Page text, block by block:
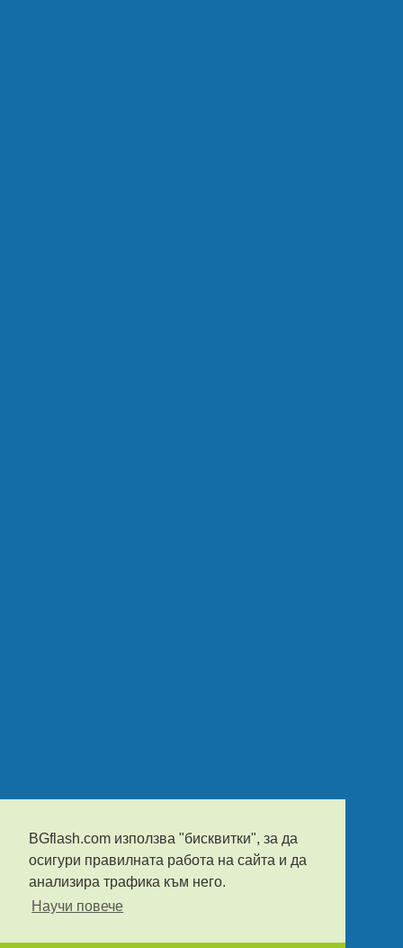
BGflash.com използва "бисквитки", за да
осигури правилната работа на сайта и да
анализира трафика към него.
Научи повече